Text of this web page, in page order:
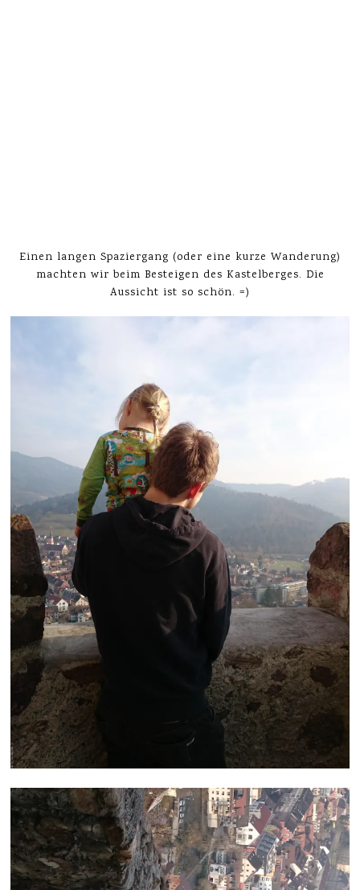
Einen langen Spaziergang (oder eine kurze Wanderung)
machten wir beim Besteigen des Kastelberges. Die
Aussicht ist so schön. =)